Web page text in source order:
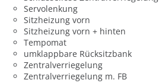
Servolenkung
Sitzheizung vorn
Sitzheizung vorn + hinten
Tempomat
umklappbare Rücksitzbank
Zentralverriegelung
Zentralverriegelung m. FB